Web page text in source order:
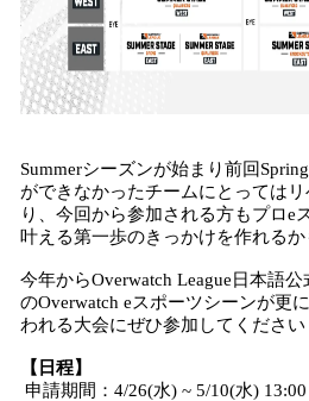
Summerシーズンが始まり前回
ができなかったチームにとっては
り、今回から参加される方もプロe
叶える第一歩のきっかけを作れるか
今年からOverwatch League日本語
のOverwatch eスポーツシーンが更
われる大会にぜひ参加してください
【日程】
申請期間：4/26(水) ~ 5/10(水) 13:00